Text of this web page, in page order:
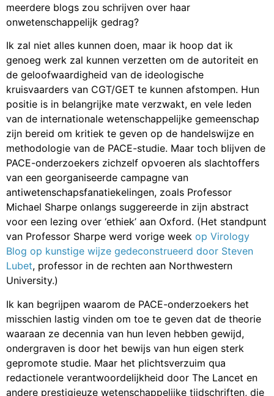
meerdere blogs zou schrijven over haar
onwetenschappelijk gedrag?
Ik zal niet alles kunnen doen, maar ik hoop dat ik
genoeg werk zal kunnen verzetten om de autoriteit en
de geloofwaardigheid van de ideologische
kruisvaarders van CGT/GET te kunnen afstompen. Hun
positie is in belangrijke mate verzwakt, en vele leden
van de internationale wetenschappelijke gemeenschap
zijn bereid om kritiek te geven op de handelswijze en
methodologie van de PACE-studie. Maar toch blijven de
PACE-onderzoekers zichzelf opvoeren als slachtoffers
van een georganiseerde campagne van
antiwetenschapsfanatiekelingen, zoals Professor
Michael Sharpe onlangs suggereerde in zijn abstract
voor een lezing over ‘ethiek’ aan Oxford. (Het standpunt
van Professor Sharpe werd vorige week op Virology
Blog op kunstige wijze gedeconstrueerd door Steven
Lubet, professor in de rechten aan Northwestern
University.)
Ik kan begrijpen waarom de PACE-onderzoekers het
misschien lastig vinden om toe te geven dat de theorie
waaraan ze decennia van hun leven hebben gewijd,
ondergraven is door het bewijs van hun eigen sterk
gepromote studie. Maar het plichtsverzuim qua
redactionele verantwoordelijkheid door The Lancet en
andere prestigieuze wetenschappelijke tijdschriften, die